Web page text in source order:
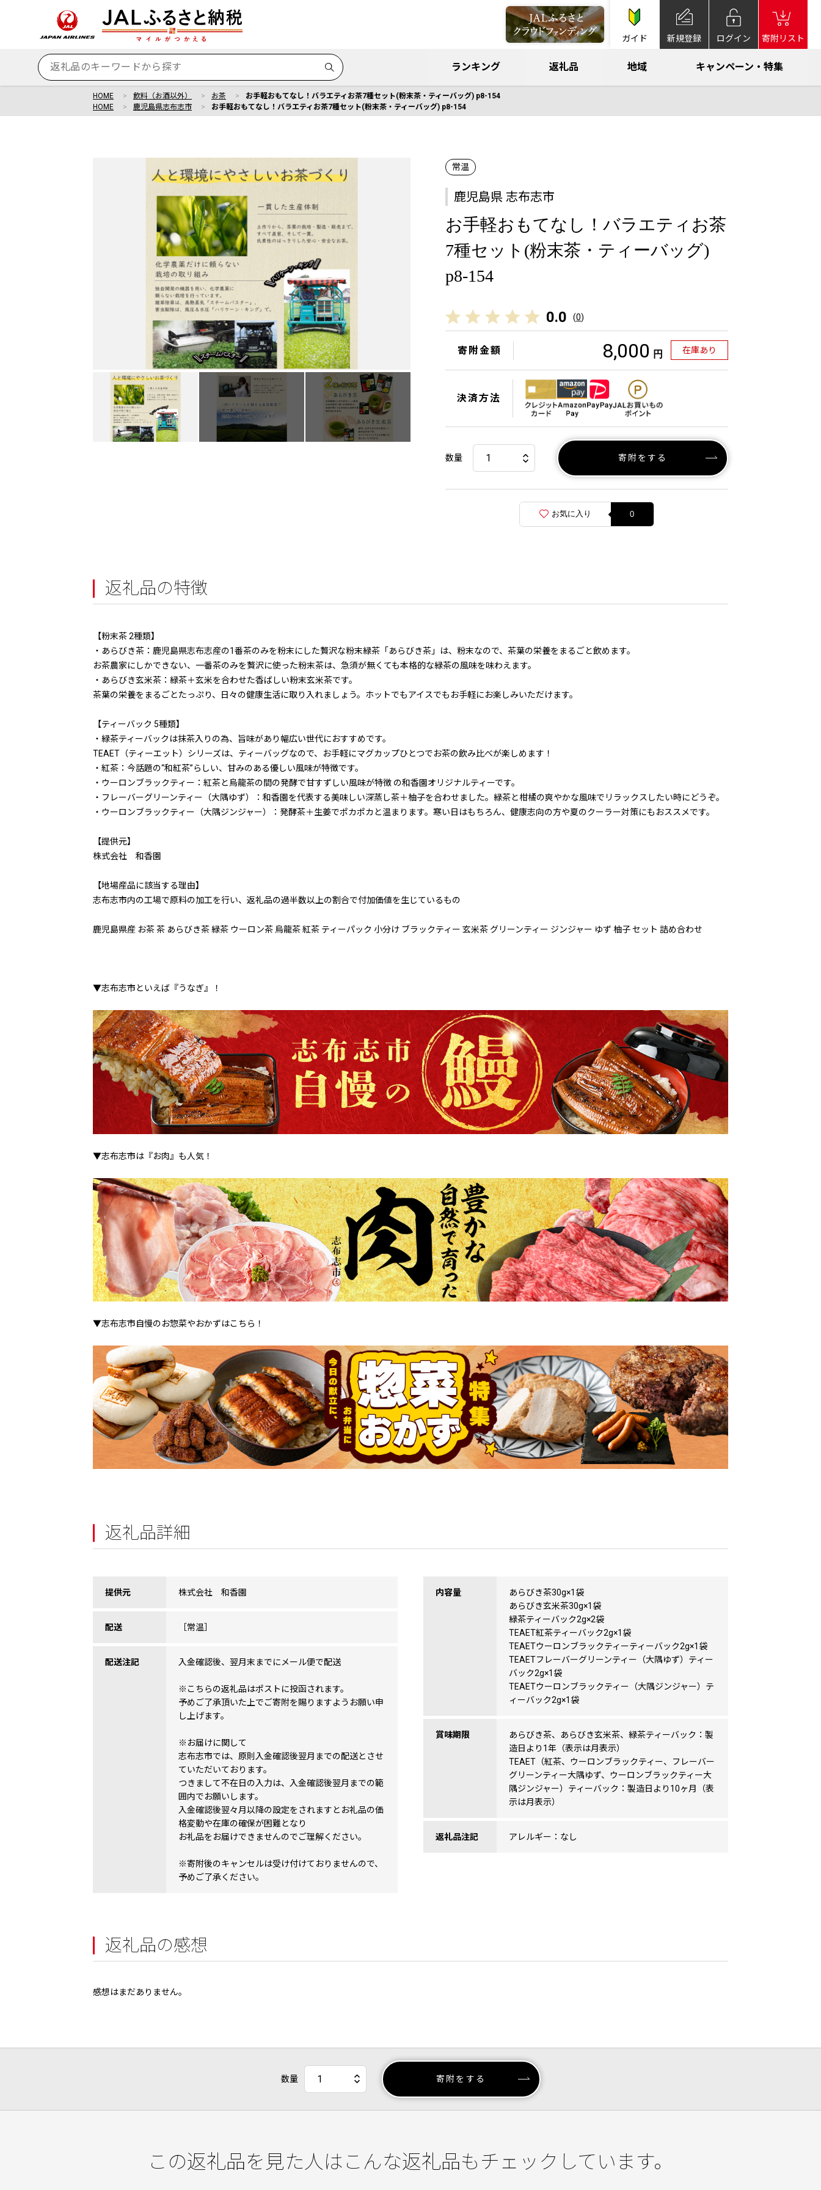
ガイド 新規登録 ログイン 寄附リスト
ランキング 返礼品 地域 キャンペーン・特集
HOME 飲料（お酒以外） お茶
お手軽おもてなし！バラエティお茶7種セット(粉末茶・ティーバッグ) p8-154
HOME
鹿児島県志布志市 お手軽おもてなし！バラエティお茶7種セット(粉末茶・ティーバッグ) p8-154
常温
鹿児島県 志布志市
お手軽おもてなし！バラエティお茶
7種セット(粉末茶・ティーバッグ)
p8-154
0.0 (0)
寄附金額 8,000 円 在庫あり
決済方法
数量 寄附をする
お気に入り 0
返礼品の特徴
【粉末茶 2種類】
・あらびき茶：鹿児島県志布志産の1番茶のみを粉末にした贅沢な粉末緑茶「あらびき茶」は、粉末なので、茶葉の栄養をまるごと飲めます。
お茶農家にしかできない、一番茶のみを贅沢に使った粉末茶は、急須が無くても本格的な緑茶の風味を味わえます。
・あらびき玄米茶：緑茶＋玄米を合わせた香ばしい粉末玄米茶です。
茶葉の栄養をまるごとたっぷり、日々の健康生活に取り入れましょう。ホットでもアイスでもお手軽にお楽しみいただけます。
【ティーバック 5種類】
・緑茶ティーバックは抹茶入りの為、旨味があり幅広い世代におすすめです。
TEAET（ティーエット）シリーズは、ティーバッグなので、お手軽にマグカップひとつでお茶の飲み比べが楽しめます！
・紅茶：今話題の“和紅茶”らしい、甘みのある優しい風味が特徴です。
・ウーロンブラックティー：紅茶と烏龍茶の間の発酵で甘すずしい風味が特徴 の和香園オリジナルティーです。
・フレーバーグリーンティー（大隅ゆず）：和香園を代表する美味しい深蒸し茶＋柚子を合わせました。緑茶と柑橘の爽やかな風味でリラックスしたい時にどうぞ。
・ウーロンブラックティー（大隅ジンジャー）：発酵茶＋生姜でポカポカと温まります。寒い日はもちろん、健康志向の方や夏のクーラー対策にもおススメです。
【提供元】
株式会社 和香園
【地場産品に該当する理由】
志布志市内の工場で原料の加工を行い、返礼品の過半数以上の割合で付加価値を生じているもの
鹿児島県産 お茶 茶 あらびき茶 緑茶 ウーロン茶 烏龍茶 紅茶 ティーパック 小分け ブラックティー 玄米茶 グリーンティー ジンジャー ゆず 柚子 セット 詰め合わせ
▼志布志市といえば『うなぎ』！
▼志布志市は『お肉』も人気！
▼志布志市自慢のお惣菜やおかずはこちら！
返礼品詳細
提供元 株式会社 和香園
配送 ［常温］
配送注記 入金確認後、翌月末までにメール便で配送
※こちらの返礼品はポストに投函されます。
予めご了承頂いた上でご寄附を賜りますようお願い申
し上げます。
※お届けに関して
志布志市では、原則入金確認後翌月までの配送とさせ
ていただいております。
つきまして不在日の入力は、入金確認後翌月までの範
囲内でお願いします。
入金確認後翌々月以降の設定をされますとお礼品の価
格変動や在庫の確保が困難となり
お礼品をお届けできませんのでご理解ください。
※寄附後のキャンセルは受け付けておりませんので、
予めご了承ください。
内容量
あらびき茶30g×1袋
あらびき玄米茶30g×1袋
緑茶ティーバック2g×2袋
TEAET紅茶ティーバック2g×1袋
TEAETウーロンブラックティーティーバック2g×1袋
TEAETフレーバーグリーンティー（大隅ゆず）ティー
バック2g×1袋
TEAETウーロンブラックティー（大隅ジンジャー）テ
ィーバック2g×1袋
賞味期限
あらびき茶、あらびき玄米茶、緑茶ティーバック：製
造日より1年（表示は月表示）
TEAET（紅茶、ウーロンブラックティー、フレーバー
グリーンティー大隅ゆず、ウーロンブラックティー大
隅ジンジャー）ティーバック：製造日より10ヶ月（表
示は月表示）
返礼品注記 アレルギー：なし
返礼品の感想
感想はまだありません。
数量 寄附をする
この返礼品を見た人はこんな返礼品もチェックしています。